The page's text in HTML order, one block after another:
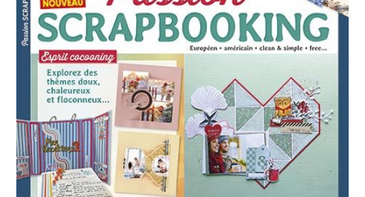
Mon compte
Boutique
FR
DE
CONTACT